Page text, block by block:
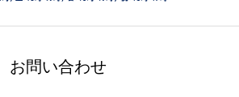
お問い合わせ